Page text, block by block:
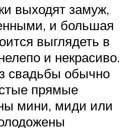
выходят замуж,
и большая
выглядеть в
и некрасиво.
свадьбы обычно
прямые
мини, миди или